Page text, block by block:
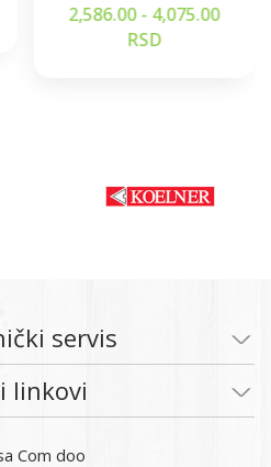
2,586.00 - 4,075.00
RSD
servis
linkovi
Com doo